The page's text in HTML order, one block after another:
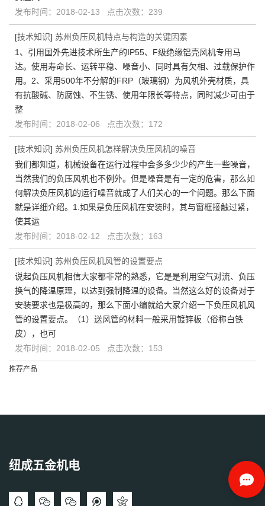
发布时间：2018-02-13 点击次数：239
[技术知识] 苏州负压风机特点与构造的关键因素
1、引用国外先进技术所生产的IP55、F级绝缘铝壳风机专用马
达。使用寿命长、运转平稳、噪音小、同时具有欠相、过载保护作
用。2、采用500年不分解的FRP（玻璃钢）为风机外壳材质，具
有抗酸碱、防腐蚀、不生锈、使用年限长等特点，同时减少可由于
整
发布时间：2018-02-06 点击次数：172
[技术知识] 苏州负压风机怎样解决负压风机的噪音
我们都知道，机械设备在运行过程中会多多少少的产生一些噪音，
当然我们的负压风机也不例外。但是噪音是有一定的危害，那么如
何解决负压风机的运行噪音就成了人们关心的一个问题。那么下面
就是详细介绍。1.如果是负压风机在安装时，其与窗框接触过紧，
使其运
发布时间：2018-02-12 点击次数：163
[技术知识] 苏州负压风机风管的设置要点
说起负压风机相信大家都非常的熟悉，它是是利用空气对流、负压
换气的降温原理，以达到强制降温的设备。当然这么好的设备对于
安装要求也是极高的，那么下面小编就给大家介绍一下负压风机风
管的设置要点。（1）送风管的材料一般采用镀锌板（俗称白铁
皮），也可
发布时间：2018-02-05 点击次数：153
推荐产品
纽成五金机电